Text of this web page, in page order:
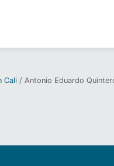
Cali Antonio Eduardo